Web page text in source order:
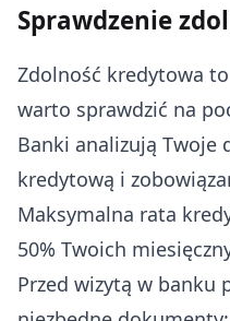
Sprawdzenie
Zdolność kredytowa
warto sprawdzić na
Banki analizują Twoje
kredytową i
Maksymalna rata
50% Twoich
Przed wizytą w banku